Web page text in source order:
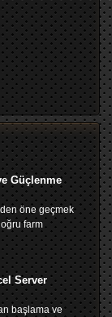
Güçlenme
öne geçmek
farm
Server
başlama ve